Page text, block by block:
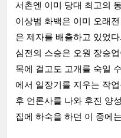
서촌엔 이미 당대 최고의
이상범 화백은 이미 오래
은 제자를 배출하고 있었
심전의 스승은 오원 장승
목에 걸고도 고개를 숙일
에서 일장기를 지우는 작
후 언론사를 나와 후진 양
집에 하숙을 하던 이 중에